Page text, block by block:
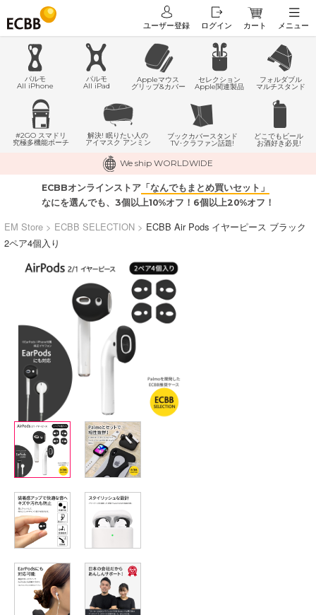
ユーザー登録 ログイン カート メニュー
パルモ
All iPhone
パルモ
All iPad
Appleマウス
グリップ&カバー
セレクション
Apple関連製品
フォルダブル
マルチスタンド
#2GO スマドリ
究極多機能ポーチ
解決! 眠りたい人の
アイマスク アンミン
ブックカバースタンド
TV･クラファン話題!
どこでもビール
お酒好き必見!
We ship WORLDWIDE
ECBBオンラインストア 「なんでもまとめ買いセット」
なにを選んでも、3個以上10%オフ！6個以上20%オフ！
EM Store > ECBB SELECTION > ECBB Air Pods イヤーピース ブラック
2ペア4個入り